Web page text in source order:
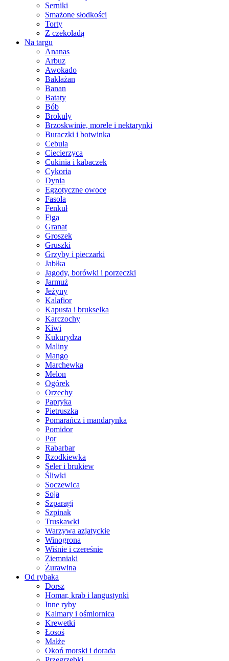
Serniki
Smażone słodkości
Torty
Z czekoladą
Na targu
Ananas
Arbuz
Awokado
Bakłażan
Banan
Bataty
Bób
Brokuły
Brzoskwinie, morele i nektarynki
Buraczki i botwinka
Cebula
Ciecierzyca
Cukinia i kabaczek
Cykoria
Dynia
Egzotyczne owoce
Fasola
Fenkuł
Figa
Granat
Groszek
Gruszki
Grzyby i pieczarki
Jabłka
Jagody, borówki i porzeczki
Jarmuż
Jeżyny
Kalafior
Kapusta i brukselka
Karczochy
Kiwi
Kukurydza
Maliny
Mango
Marchewka
Melon
Ogórek
Orzechy
Papryka
Pietruszka
Pomarańcz i mandarynka
Pomidor
Por
Rabarbar
Rzodkiewka
Seler i brukiew
Śliwki
Soczewica
Soja
Szparagi
Szpinak
Truskawki
Warzywa azjatyckie
Winogrona
Wiśnie i czereśnie
Ziemniaki
Żurawina
Od rybaka
Dorsz
Homar, krab i langustynki
Inne ryby
Kalmary i ośmiornica
Krewetki
Łosoś
Małże
Okoń morski i dorada